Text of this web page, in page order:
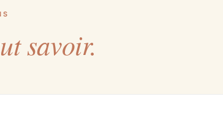
savoir.